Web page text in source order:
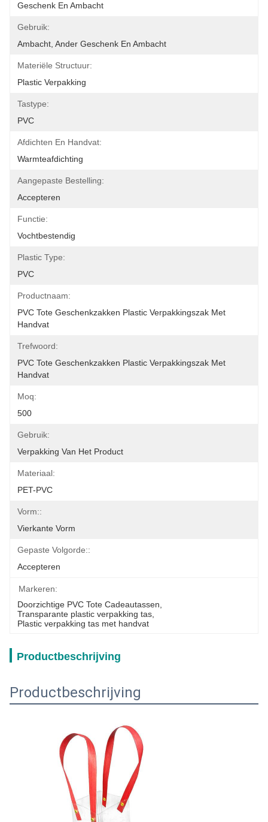
Geschenk En Ambacht
Gebruik:
Ambacht, Ander Geschenk En Ambacht
Materiële Structuur:
Plastic Verpakking
Tastype:
PVC
Afdichten En Handvat:
Warmteafdichting
Aangepaste Bestelling:
Accepteren
Functie:
Vochtbestendig
Plastic Type:
PVC
Productnaam:
PVC Tote Geschenkzakken Plastic Verpakkingszak Met
Handvat
Trefwoord:
PVC Tote Geschenkzakken Plastic Verpakkingszak Met
Handvat
Moq:
500
Gebruik:
Verpakking Van Het Product
Materiaal:
PET-PVC
Vorm::
Vierkante Vorm
Gepaste Volgorde::
Accepteren
Markeren:
Doorzichtige PVC Tote Cadeautassen
Transparante plastic verpakking tas
Plastic verpakking tas met handvat
Productbeschrijving
Productbeschrijving